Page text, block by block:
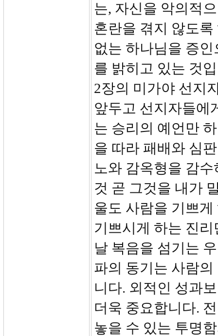
는, 자신을 악의적
혼란을 겪지 않도
없는 하나님을 증
를 밝히고 있는 것
2장의 미가야 선지
앞두고 선지자들에
는 승리의 예언만
을 따라 패배와 심
노와 감옥형을 감
것 곧 그것을 내가
울도 사람을 기쁘
기쁘시게 하는 진
날 복음을 섬기는
파의 동기는 사람
니다. 외적인 성과
더욱 중요합니다.
놓을 수 있는 투명